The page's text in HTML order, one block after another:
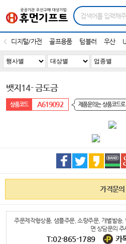
디지털/가전 골프용품 텀블러 우산
뱃지14- 금도금
A619092 제품문의는 상품코드
가격문의
주문제작형상품, 샘플주문, 소량주문, 개별발송,
면 상담문의 주
T:02-865-1789 카